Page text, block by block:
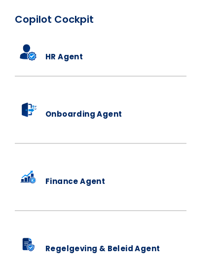
Copilot Cockpit
HR Agent
Onboarding Agent
Finance Agent
Regelgeving & Beleid Agent